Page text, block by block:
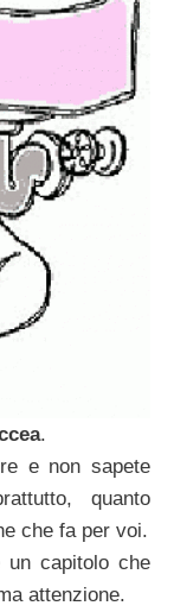
.
e non sapete
quanto
che fa per voi.
un capitolo che
attenzione.